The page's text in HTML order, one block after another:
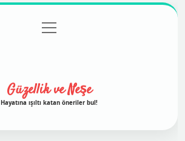
Gizlilik Politikası
menüyü
aç
Güzellik ve Neşe
Hayatına ışıltı katan öneriler bul!